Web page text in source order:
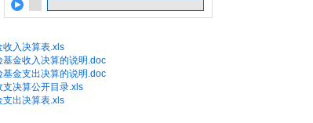
入决算表.xls
金收入决算的说明.doc
金支出决算的说明.doc
决算公开目录.xls
出决算表.xls